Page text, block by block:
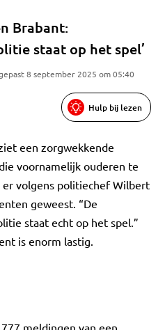
Brabant:
staat op het spel’
8 september 2025 om 05:40
Hulp bij lezen
een zorgwekkende
voornamelijk ouderen te
volgens politiechef Wilbert
geweest. “De
staat echt op het spel.”
is enorm lastig.
meldingen van een